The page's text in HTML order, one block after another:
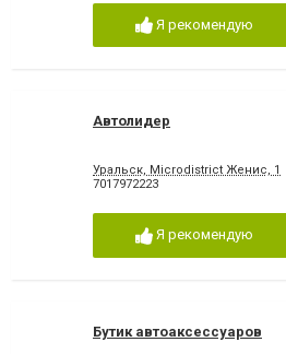
Я рекомендую
Автолидер
Уральск, Microdistrict Женис, 1
7017972223
Я рекомендую
Бутик автоаксессуаров